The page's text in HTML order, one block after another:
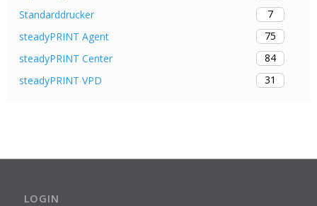
Standarddrucker
7
steadyPRINT Agent
75
steadyPRINT Center
84
steadyPRINT VPD
31
LOGIN